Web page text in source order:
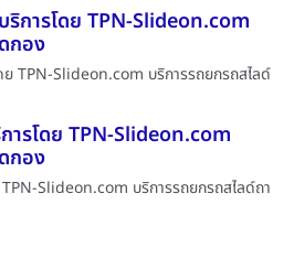
ริการโดย TPN-Slideon.com
กอง
ย TPN-Slideon.com บริการรถยกรถสไลด์
ารโดย TPN-Slideon.com
กอง
TPN-Slideon.com บริการรถยกรถสไลด์ถา